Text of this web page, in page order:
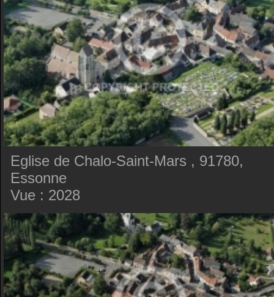
Eglise de Chalo-Saint-Mars , 91780,
Essonne
Vue : 2028